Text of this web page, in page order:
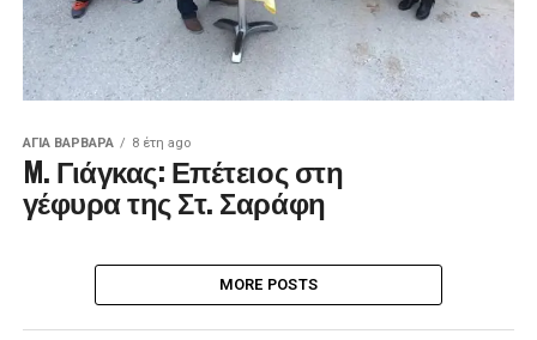
ΑΓΙΑ ΒΑΡΒΑΡΑ 8 έτη ago
M. Γιάγκας: Επέτειος στη
γέφυρα της Στ. Σαράφη
MORE POSTS